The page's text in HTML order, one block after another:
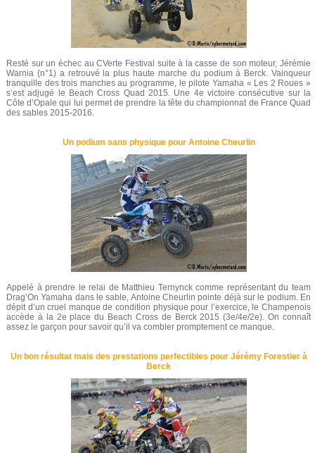
Resté sur un échec au CVerte Festival suite à la casse de son moteur, Jérémie
Warnia (n°1) a retrouvé la plus haute marche du podium à Berck. Vainqueur
tranquille des trois manches au programme, le pilote Yamaha « Les 2 Roues »
s’est adjugé le Beach Cross Quad 2015. Une 4e victoire consécutive sur la
Côte d’Opale qui lui permet de prendre la tête du championnat de France Quad
des sables 2015-2016.
Un podium sans physique pour Antoine Cheurlin
Appelé à prendre le relai de Matthieu Ternynck comme représentant du team
Drag’On Yamaha dans le sable, Antoine Cheurlin pointe déjà sur le podium. En
dépit d’un cruel manque de condition physique pour l’exercice, le Champenois
accède à la 2e place du Beach Cross de Berck 2015 (3e/4e/2e). On connaît
assez le garçon pour savoir qu’il va combler promptement ce manque.
Un bon résultat mais des prestations perfectibles pour Jérémy Forestier à
Berck